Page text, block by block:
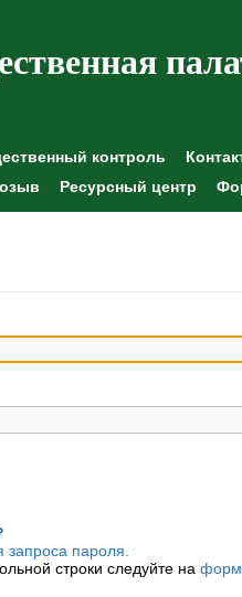
контроль
Ресурсный центр
пароля.
строки следуйте на